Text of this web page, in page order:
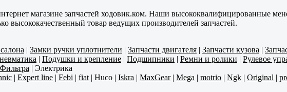
магазине запчастей ходовик.ком. Наши высококвалифицированные
высококачественный товар ведущих производителей запчастей.
| Замки ручки уплотнители | Запчасти двигателя | Запчасти кузова |
| Подушки и крепление | Подшипники | Ремни и ролики | Рулевое
Фильтра | Электрика
| Expert line | Febi | fiat | Huco | Iskra | MaxGear| Mega | motrio | Ngk | Original |